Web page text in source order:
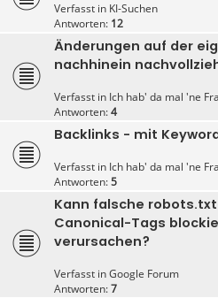
Verfasst in KI-Suchen
Antworten: 12
Änderungen auf der
nachhinein
Verfasst in Ich hab' da mal 'ne
Antworten:4
Backlinks - mit
Verfasst in Ich hab' da mal 'ne
Antworten:5
Kann falsche
Canonical-Tags
verursachen?
Verfasst inGoogle Forum
Antworten:7